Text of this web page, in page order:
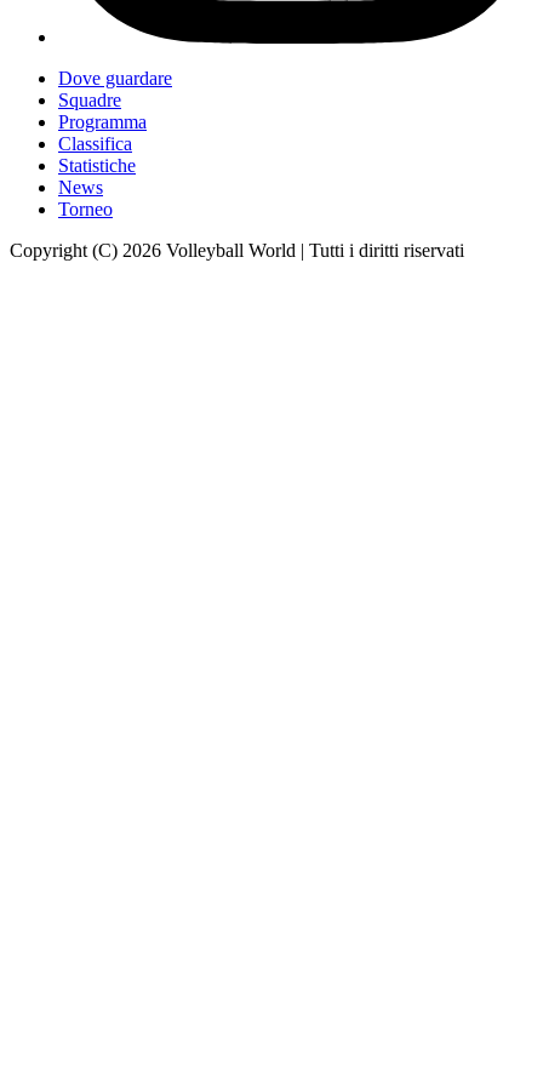
Dove guardare
Squadre
Programma
Classifica
Statistiche
News
Torneo
Copyright (C) 2026 Volleyball World | Tutti i diritti riservati